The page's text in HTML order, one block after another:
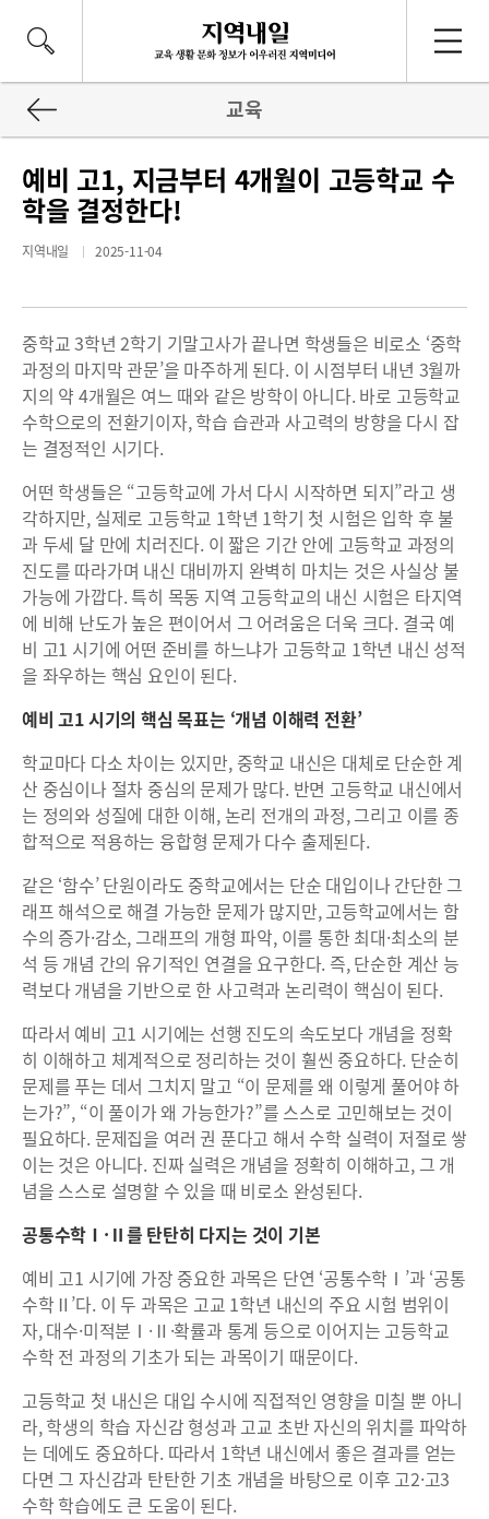
교육
예비 고1, 지금부터 4개월이 고등학교 수
학을 결정한다!
지역내일 2025-11-04
중학교 3학년 2학기 기말고사가 끝나면 학생들은 비로소 ‘중학
과정의 마지막 관문’을 마주하게 된다. 이 시점부터 내년 3월까
지의 약 4개월은 여느 때와 같은 방학이 아니다. 바로 고등학교
수학으로의 전환기이자, 학습 습관과 사고력의 방향을 다시 잡
는 결정적인 시기다.
어떤 학생들은 “고등학교에 가서 다시 시작하면 되지”라고 생
각하지만, 실제로 고등학교 1학년 1학기 첫 시험은 입학 후 불
과 두세 달 만에 치러진다. 이 짧은 기간 안에 고등학교 과정의
진도를 따라가며 내신 대비까지 완벽히 마치는 것은 사실상 불
가능에 가깝다. 특히 목동 지역 고등학교의 내신 시험은 타지역
에 비해 난도가 높은 편이어서 그 어려움은 더욱 크다. 결국 예
비 고1 시기에 어떤 준비를 하느냐가 고등학교 1학년 내신 성적
을 좌우하는 핵심 요인이 된다.
예비 고1 시기의 핵심 목표는 ‘개념 이해력 전환’
학교마다 다소 차이는 있지만, 중학교 내신은 대체로 단순한 계
산 중심이나 절차 중심의 문제가 많다. 반면 고등학교 내신에서
는 정의와 성질에 대한 이해, 논리 전개의 과정, 그리고 이를 종
합적으로 적용하는 융합형 문제가 다수 출제된다.
같은 ‘함수’ 단원이라도 중학교에서는 단순 대입이나 간단한 그
래프 해석으로 해결 가능한 문제가 많지만, 고등학교에서는 함
수의 증가·감소, 그래프의 개형 파악, 이를 통한 최대·최소의 분
석 등 개념 간의 유기적인 연결을 요구한다. 즉, 단순한 계산 능
력보다 개념을 기반으로 한 사고력과 논리력이 핵심이 된다.
따라서 예비 고1 시기에는 선행 진도의 속도보다 개념을 정확
히 이해하고 체계적으로 정리하는 것이 훨씬 중요하다. 단순히
문제를 푸는 데서 그치지 말고 “이 문제를 왜 이렇게 풀어야 하
는가?”, “이 풀이가 왜 가능한가?”를 스스로 고민해보는 것이
필요하다. 문제집을 여러 권 푼다고 해서 수학 실력이 저절로 쌓
이는 것은 아니다. 진짜 실력은 개념을 정확히 이해하고, 그 개
념을 스스로 설명할 수 있을 때 비로소 완성된다.
공통수학Ⅰ·Ⅱ를 탄탄히 다지는 것이 기본
예비 고1 시기에 가장 중요한 과목은 단연 ‘공통수학Ⅰ’과 ‘공통
수학Ⅱ’다. 이 두 과목은 고교 1학년 내신의 주요 시험 범위이
자, 대수·미적분Ⅰ·Ⅱ·확률과 통계 등으로 이어지는 고등학교
수학 전 과정의 기초가 되는 과목이기 때문이다.
고등학교 첫 내신은 대입 수시에 직접적인 영향을 미칠 뿐 아니
라, 학생의 학습 자신감 형성과 고교 초반 자신의 위치를 파악하
는 데에도 중요하다. 따라서 1학년 내신에서 좋은 결과를 얻는
다면 그 자신감과 탄탄한 기초 개념을 바탕으로 이후 고2·고3
수학 학습에도 큰 도움이 된다.